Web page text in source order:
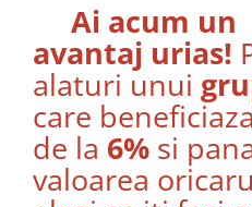
Ai acum un
avantaj urias!
alaturi unui
care
de la 6% si
valoarea